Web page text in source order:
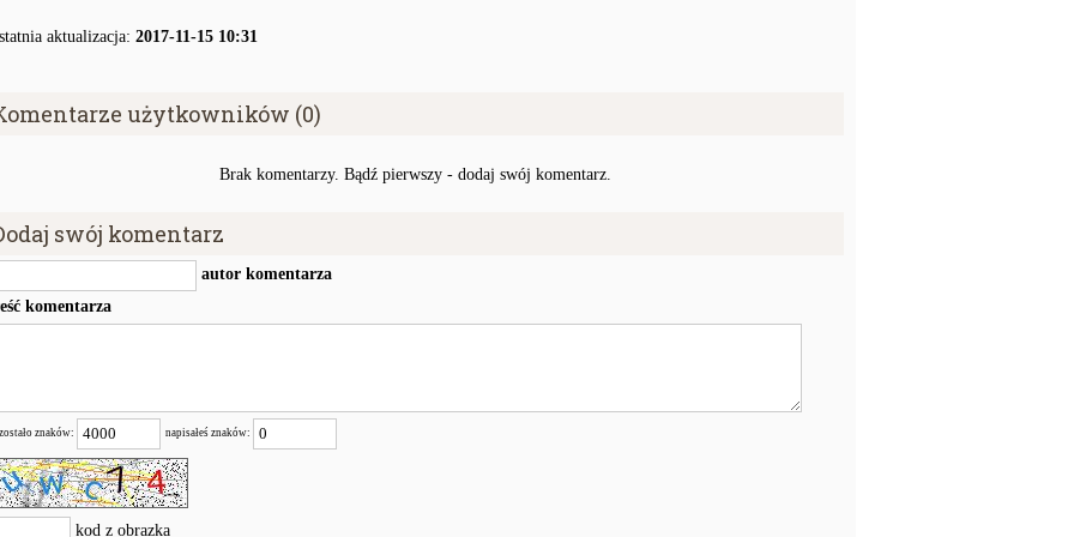
aktualizacja: 2017-11-15 10:31
użytkowników (0)
Brak komentarzy. Bądź pierwszy - dodaj swój komentarz.
swój komentarz
autor komentarza
komentarza
znaków: napisałeś znaków:
kod z obrazka